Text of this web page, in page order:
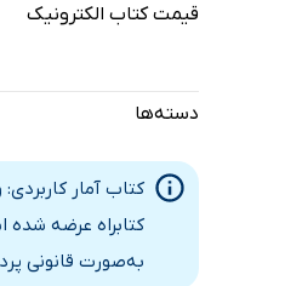
قیمت کتاب الکترونیک
دسته‌ها
کتاب آمار
کتابراه عرضه
به‌صورت قانونی